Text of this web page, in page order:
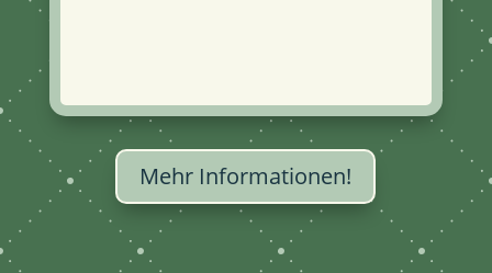
Mehr Informationen!